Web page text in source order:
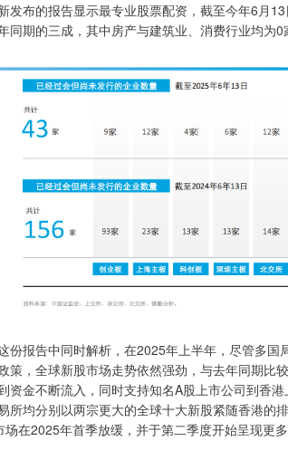
发布的报告显示最专业股票配资，截至今年6月
同期的三成，其中房产与建筑业、消费行业均为
份报告中同时解析，在2025年上半年，尽管多
策，全球新股市场走势依然强劲，与去年同期比
资金不断流入，同时支持知名A股上市公司到香
所均分别以两宗更大的全球十大新股紧随香港的
场在2025年首季放缓，并于第二季度开始呈现更